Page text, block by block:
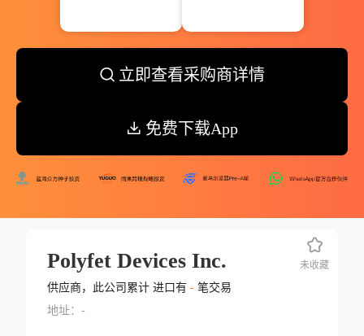
立即查看采购商详情
免费下载App
Polyfet Devices Inc.
供应商，此公司累计 进口有 -笔交易
地址：-
未收藏